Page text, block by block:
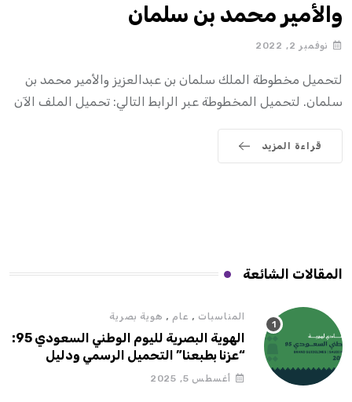
والأمير محمد بن سلمان
نوفمبر 2, 2022
لتحميل مخطوطة الملك سلمان بن عبدالعزيز والأمير محمد بن
سلمان. لتحميل المخطوطة عبر الرابط التالي: تحميل الملف الآن
قراءة المزيد
المقالات الشائعة
المناسبات , عام , هوية بصرية
الهوية البصرية لليوم الوطني السعودي 95:
“عزنا بطبعنا” التحميل الرسمي ودليل
الاستخدام
أغسطس 5, 2025